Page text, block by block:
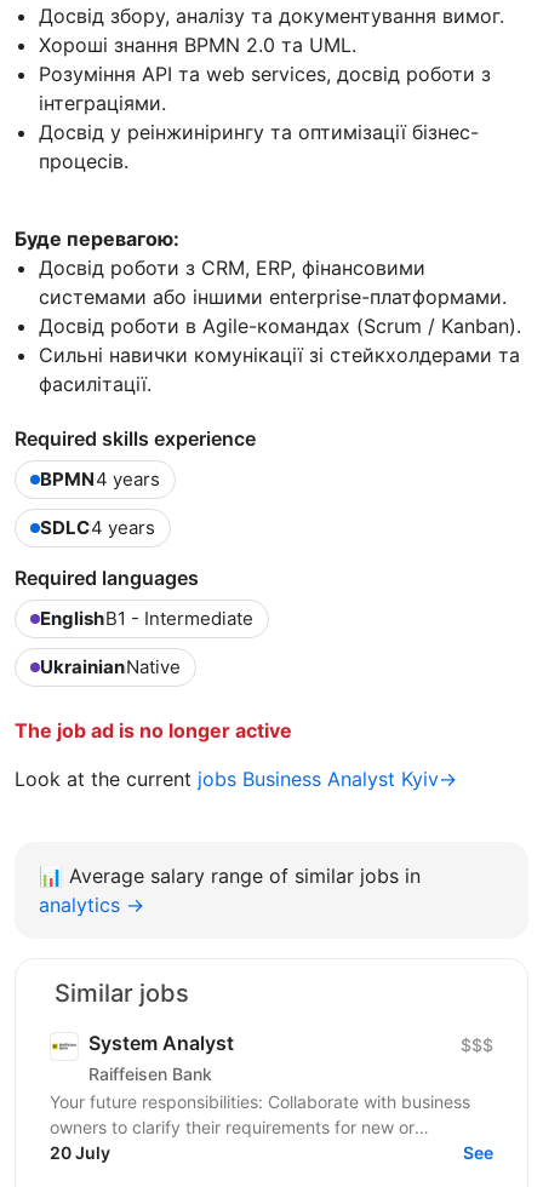
Досвід збору, аналізу та документування вимог.
Хороші знання BPMN 2.0 та UML.
Розуміння API та web services, досвід роботи з
інтеграціями.
Досвід у реінжинірингу та оптимізації бізнес-
процесів.
Буде перевагою:
Досвід роботи з CRM, ERP, фінансовими
системами або іншими enterprise-платформами.
Досвід роботи в Agile-командах (Scrum / Kanban).
Сильні навички комунікації зі стейкхолдерами та
фасилітації.
Required skills experience
BPMN4 years
SDLC4 years
Required languages
EnglishB1 - Intermediate
UkrainianNative
The job ad is no longer active
Look at the current jobs Business Analyst Kyiv→
📊 Average salary range of similar jobs in
analytics →
Similar jobs
System Analyst
Raiffeisen Bank
$$$
Your future responsibilities: Collaborate with business
owners to clarify their requirements for new or
enhanced business processes/products Identify and...
20 July See